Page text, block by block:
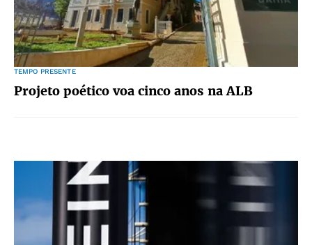
TEMPO PRESENTE
Projeto poético voa cinco anos na ALB